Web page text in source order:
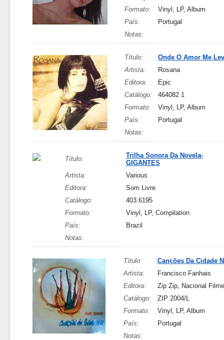
Formato:
Vinyl, LP, Album
País:
Portugal
Notas:
Título:
Onde O Amor Me
Artista:
Rosana
Editora:
Epic
Catálogo:
464082 1
Formato:
Vinyl, LP, Album
País:
Portugal
Notas:
Título:
Trilha Sonora Da Novela-
GIGANTES
Artista:
Various
Editora:
Som Livre
Catálogo:
403.6195
Formato:
Vinyl, LP, Compilation
País:
Brazil
Notas:
Título:
Canções Da Cidade
Artista:
Francisco Fanhais
Editora:
Zip Zip, Nacional
Catálogo:
ZIP 2004/L
Formato:
Vinyl, LP, Album
País:
Portugal
Notas: